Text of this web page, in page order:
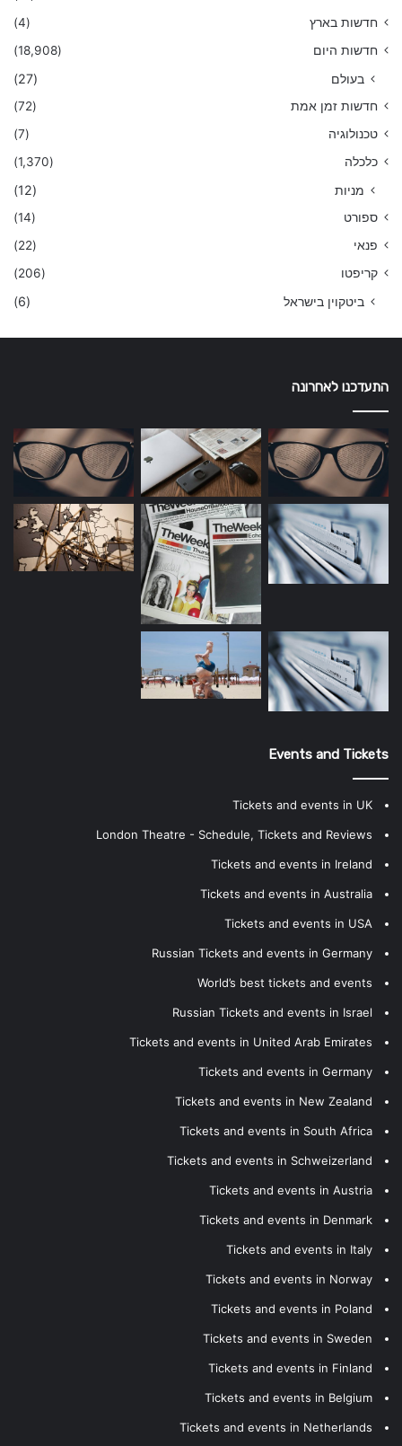
חדשות בארץ
(4)
חדשות היום
(18,908)
בעולם (27)
חדשות זמן אמת
(72)
טכנולוגיה
(7)
כלכלה
(1,370)
מניות (12)
ספורט
(14)
פנאי
(22)
קריפטו
(206)
ביטקוין בישראל (6)
התעדכנו לאחרונה
Events and Tickets
Tickets and events in UK
London Theatre - Schedule, Tickets and Reviews
Tickets and events in Ireland
Tickets and events in Australia
Tickets and events in USA
Russian Tickets and events in Germany
World’s best tickets and events
Russian Tickets and events in Israel
Tickets and events in United Arab Emirates
Tickets and events in Germany
Tickets and events in New Zealand
Tickets and events in South Africa
Tickets and events in Schweizerland
Tickets and events in Austria
Tickets and events in Denmark
Tickets and events in Italy
Tickets and events in Norway
Tickets and events in Poland
Tickets and events in Sweden
Tickets and events in Finland
Tickets and events in Belgium
Tickets and events in Netherlands